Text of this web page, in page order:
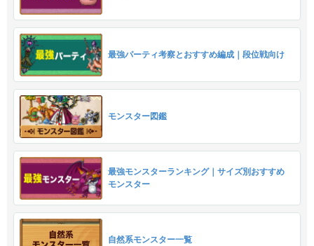
最強パーティ考察とおすすめ編成｜段位戦向け
モンスター図鑑
最強モンスターランキング｜サイズ別おすすめ
モンスター
自然系モンスター一覧